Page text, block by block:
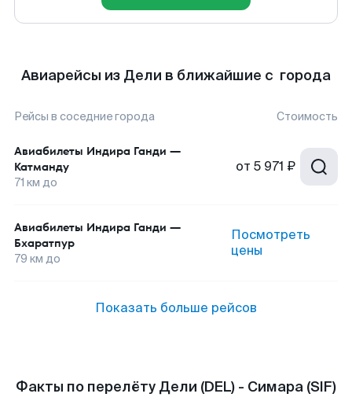
Авиарейсы из Дели в ближайшие с города
Рейсы в соседние города Стоимость
Авиабилеты Индира Ганди —
Катманду
71 км до
от 5 971 ₽
Авиабилеты Индира Ганди —
Бхаратпур
79 км до
Посмотреть
цены
Показать больше рейсов
Факты по перелёту Дели (DEL) - Симара (SIF)